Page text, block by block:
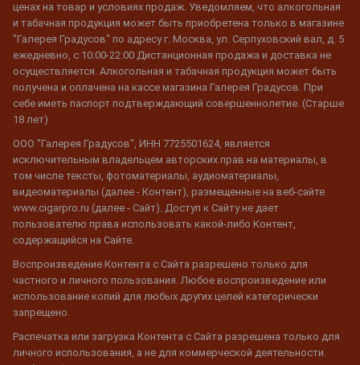
ценах на товар и условиях продаж. Уведомляем, что алкогольная
и табачная продукция может быть приобретена только в магазине
"Галерея Градусов" по адресу г. Москва, ул. Серпуховский вал, д. 5
ежедневно, с 10:00-22:00 Дистанционная продажа и доставка не
осуществляется. Алкогольная и табачная продукция может быть
получена и оплачена на кассе магазина Галерея Градусов. При
себе иметь паспорт подтверждающий совершеннолетие. (Старше
18 лет)
ООО "Галерея Градусов", ИНН 7725501624, является
исключительным владельцем авторских прав на материалы, в
том числе тексты, фотоматериалы, аудиоматериалы,
видеоматериалы (далее - Контент), размещенные на веб-сайте
www.cigarpro.ru (далее - Сайт). Доступ к Сайту не дает
пользователю права использовать какой-либо Контент,
содержащийся на Сайте.
Воспроизведение Контента с Сайта разрешено только для
частного и личного пользования. Любое воспроизведение или
использование копий для любых других целей категорически
запрещено.
Распечатка или загрузка Контента с Сайта разрешена только для
личного использования, а не для коммерческой деятельности.